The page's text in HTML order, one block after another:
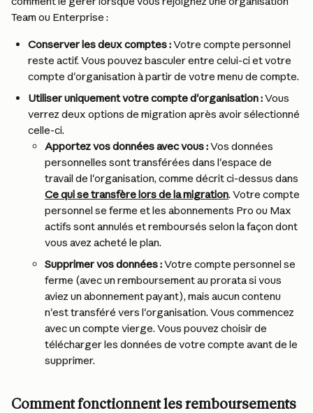
Team ou Enterprise :
Conserver les deux comptes : Votre compte personnel
reste actif. Vous pouvez basculer entre celui-ci et votre
compte d'organisation à partir de votre menu de compte.
Utiliser uniquement votre compte d'organisation : Vous
verrez deux options de migration après avoir sélectionné
celle-ci.
Apportez vos données avec vous : Vos données
personnelles sont transférées dans l'espace de
travail de l'organisation, comme décrit ci-dessus dans
Ce qui se transfère lors de la migration. Votre compte
personnel se ferme et les abonnements Pro ou Max
actifs sont annulés et remboursés selon la façon dont
vous avez acheté le plan.
Supprimer vos données : Votre compte personnel se
ferme (avec un remboursement au prorata si vous
aviez un abonnement payant), mais aucun contenu
n'est transféré vers l'organisation. Vous commencez
avec un compte vierge. Vous pouvez choisir de
télécharger les données de votre compte avant de le
supprimer.
Comment fonctionnent les remboursements